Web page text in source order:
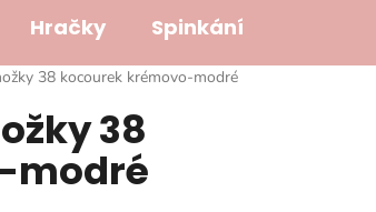
KOŠÍK
Hračky Spinkání
38 kocourek krémovo-modré
38
modré